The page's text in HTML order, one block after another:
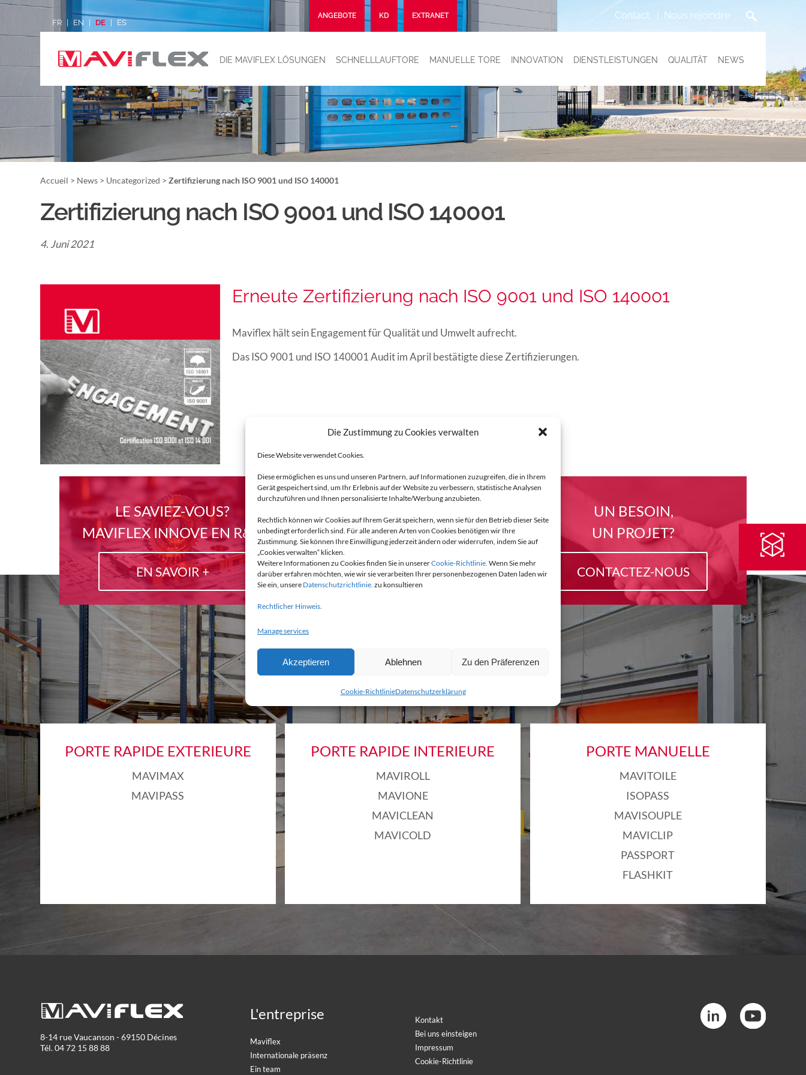
Die Zustimmung zu Cookies verwalten
Diese Website verwendet Cookies.
Diese ermöglichen es uns und unseren Partnern, auf Informationen zuzugreifen, die in Ihrem
Gerät gespeichert sind, um Ihr Erlebnis auf der Website zu verbessern, statistische Analysen
durchzuführen und Ihnen personalisierte Inhalte/Werbung anzubieten.
Rechtlich können wir Cookies auf Ihrem Gerät speichern, wenn sie für den Betrieb dieser Seite
unbedingt erforderlich sind. Für alle anderen Arten von Cookies benötigen wir Ihre
Zustimmung. Sie können Ihre Einwilligung jederzeit ändern oder widerrufen, indem Sie auf
„Cookies verwalten“ klicken.
Weitere Informationen zu Cookies finden Sie in unsererCookie-Richtlinie. Wenn Sie mehr
darüber erfahren möchten, wie wir sie verarbeiten Ihrer personenbezogenen Daten laden wir
Sie ein, unsere Datenschutzrichtlinie. zu konsultieren
Rechtlicher Hinweis.
Manage services
Akzeptieren Ablehnen Zu den Präferenzen
Cookie-RichtlinieDatenschutzerklärung
FR EN DE ES
Contact Nous rejoindre
ANGEBOTE KD EXTRANET
DIE MAVIFLEX LÖSUNGEN SCHNELLLAUFTORE MANUELLE TORE INNOVATION DIENSTLEISTUNGEN QUALITÄT NEWS
Accueil > News > Uncategorized > Zertifizierung nach ISO 9001 und ISO 140001
Zertifizierung nach ISO 9001 und ISO 140001
4. Juni 2021
Erneute Zertifizierung nach ISO 9001 und ISO 140001
Maviflex hält sein Engagement für Qualität und Umwelt aufrecht.
Das ISO 9001 und ISO 140001 Audit im April bestätigte diese Zertifizierungen.
LE SAVIEZ-VOUS?
MAVIFLEX INNOVE EN R&D
EN SAVOIR +
MAVIFLEX
EN SAVOIR +
UN BESOIN,
UN PROJET?
CONTACTEZ-NOUS
LES PRODUITS MAVIFLEX
PORTE RAPIDE EXTERIEURE
MAVIMAX
MAVIPASS
PORTE RAPIDE INTERIEURE
MAVIROLL
MAVIONE
MAVICLEAN
MAVICOLD
PORTE MANUELLE
MAVITOILE
ISOPASS
MAVISOUPLE
MAVICLIP
PASSPORT
FLASHKIT
8-14 rue Vaucanson - 69150 Décines
Tél. 04 72 15 88 88
L'entreprise
Maviflex
Internationale präsenz
Ein team
Kontakt
Bei uns einsteigen
Impressum
Cookie-Richtlinie